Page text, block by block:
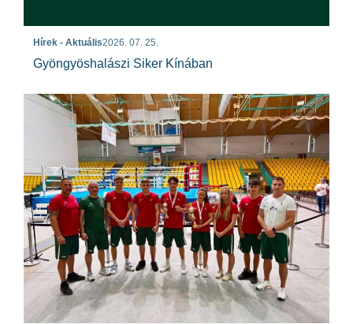
Hírek - Aktuális2026. 07. 25.
Gyöngyöshalászi Siker Kínában